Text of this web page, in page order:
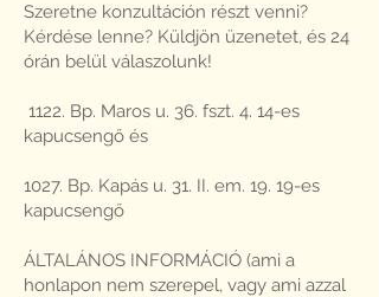
Szeretne konzultáción részt venni?
Kérdése lenne? Küldjön üzenetet, és 24
órán belül válaszolunk!
1122. Bp. Maros u. 36. fszt. 4. 14-es
kapucsengő és
1027. Bp. Kapás u. 31. II. em. 19. 19-es
kapucsengő
ÁLTALÁNOS INFORMÁCIÓ (ami a
honlapon nem szerepel, vagy ami azzal